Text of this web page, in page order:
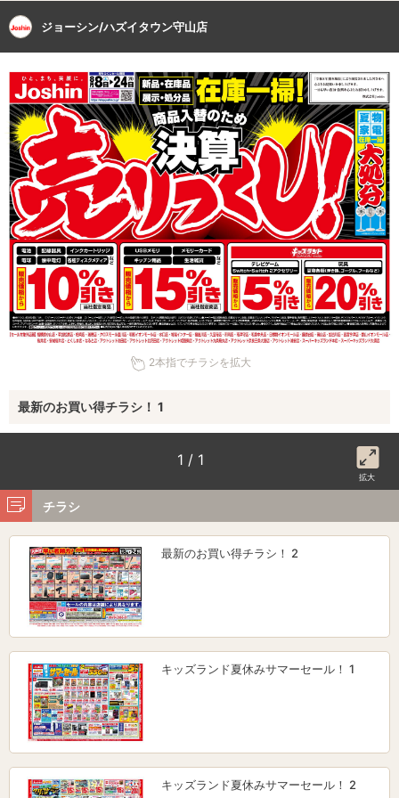
ジョーシン/ハズイタウン守山店
2本指でチラシを拡大
最新のお買い得チラシ！ 1
1 / 1
拡大
チラシ
最新のお買い得チラシ！ 2
キッズランド夏休みサマーセール！ 1
キッズランド夏休みサマーセール！ 2